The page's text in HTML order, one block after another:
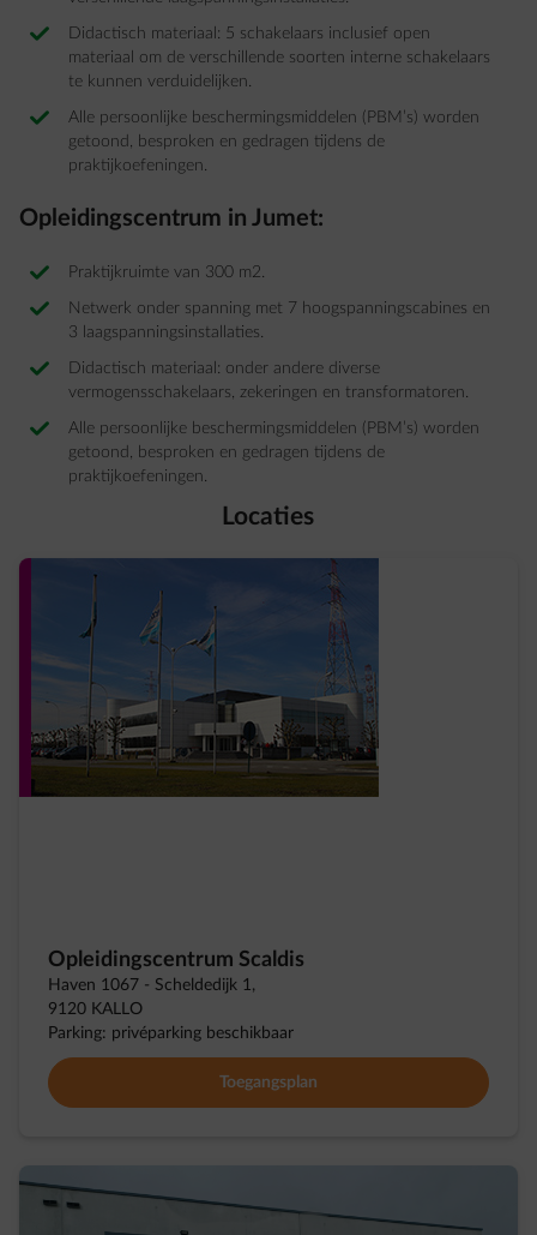
Didactisch materiaal: 5 schakelaars inclusief open
materiaal om de verschillende soorten interne schakelaars
te kunnen verduidelijken.
Alle persoonlijke beschermingsmiddelen (PBM’s) worden
getoond, besproken en gedragen tijdens de
praktijkoefeningen.
Opleidingscentrum in Jumet:
Praktijkruimte van 300 m2.
Netwerk onder spanning met 7 hoogspanningscabines en
3 laagspanningsinstallaties.
Didactisch materiaal: onder andere diverse
vermogensschakelaars, zekeringen en transformatoren.
Alle persoonlijke beschermingsmiddelen (PBM’s) worden
getoond, besproken en gedragen tijdens de
praktijkoefeningen.
Locaties
Opleidingscentrum Scaldis
Haven 1067 - Scheldedijk 1,
9120 KALLO
Parking: privéparking beschikbaar
Toegangsplan